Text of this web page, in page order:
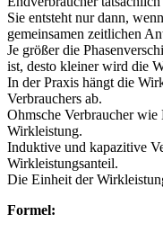
Sie entsteht nur dann,
gemeinsamen zeitlichen
Je größer die
ist, desto kleiner wird die
In der Praxis hängt die
Verbrauchers ab.
Ohmsche Verbraucher wie
Wirkleistung.
Induktive und kapazitive
Wirkleistungsanteil.
Die Einheit der
Formel: